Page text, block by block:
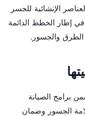
الإنشائية للجسر
إطار الخطط الدائمة
الطرق والجسور.
برامج الصيانة
الجسور وضمان